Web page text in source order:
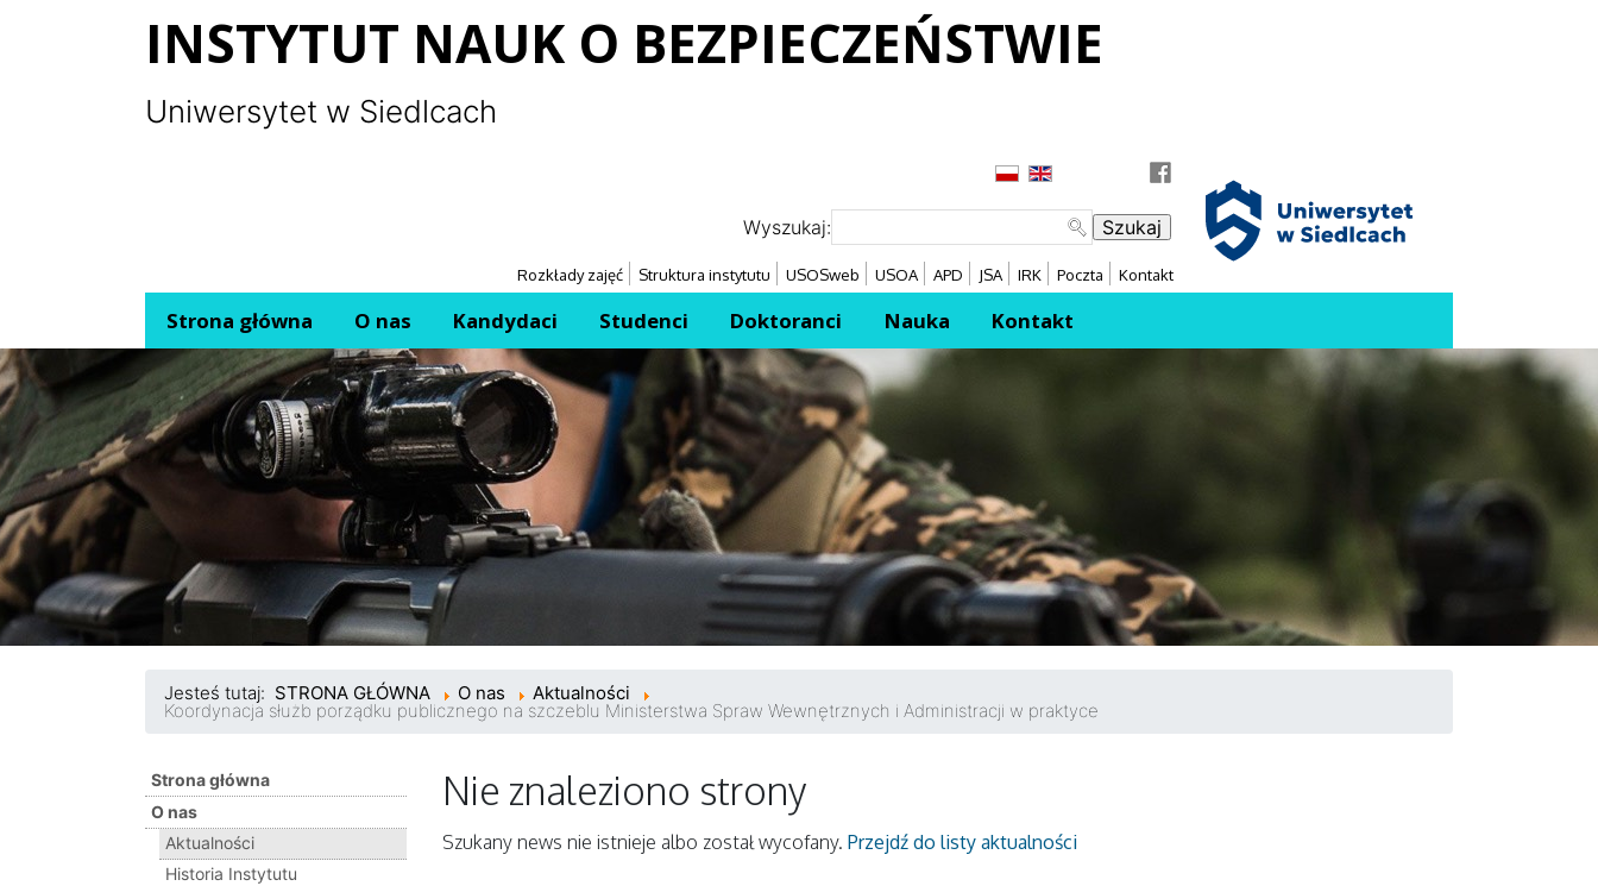
INSTYTUT NAUK O BEZPIECZEŃSTWIE
Uniwersytet w Siedlcach
Przejdź do Facebooka
Przejdź do Instagrama
Wyszukaj:
Rozkłady zajęć Struktura instytutu USOSweb USOA APD JSA IRK Poczta Kontakt
Strona główna O nas Kandydaci Studenci Doktoranci Nauka Kontakt
Jesteś tutaj: STRONA GŁÓWNA O nas Aktualności
Koordynacja służb porządku publicznego na szczeblu Ministerstwa Spraw Wewnętrznych i Administracji w praktyce
Strona główna
O nas
Aktualności
Historia Instytutu
Nie znaleziono strony
Szukany news nie istnieje albo został wycofany. Przejdź do listy aktualności